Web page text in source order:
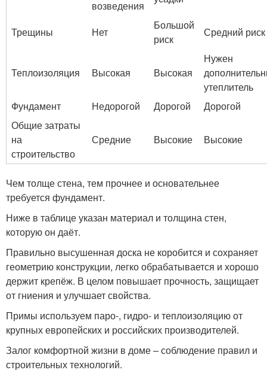
возведения
Трещины Нет
Большой
риск
Средний риск
Теплоизоляция Высокая Высокая
Нужен
утеплитель
Фундамент
Недорогой Дорогой
Дорогой
Общие затраты
на
строительство
Средние Высокие Высокие
Чем толще стена, тем прочнее и основательнее
требуется фундамент.
Ниже в таблице указан материал и толщина стен,
которую он даёт.
Правильно высушенная доска не коробится и сохраняет
геометрию конструкции, легко обрабатывается и хорошо
держит крепёж. В целом повышает прочность, защищает
от гниения и улучшает свойства.
Примы используем паро-, гидро- и теплоизоляцию от
крупных европейских и российских производителей.
Залог комфортной жизни в доме – соблюдение правил и
строительных технологий.